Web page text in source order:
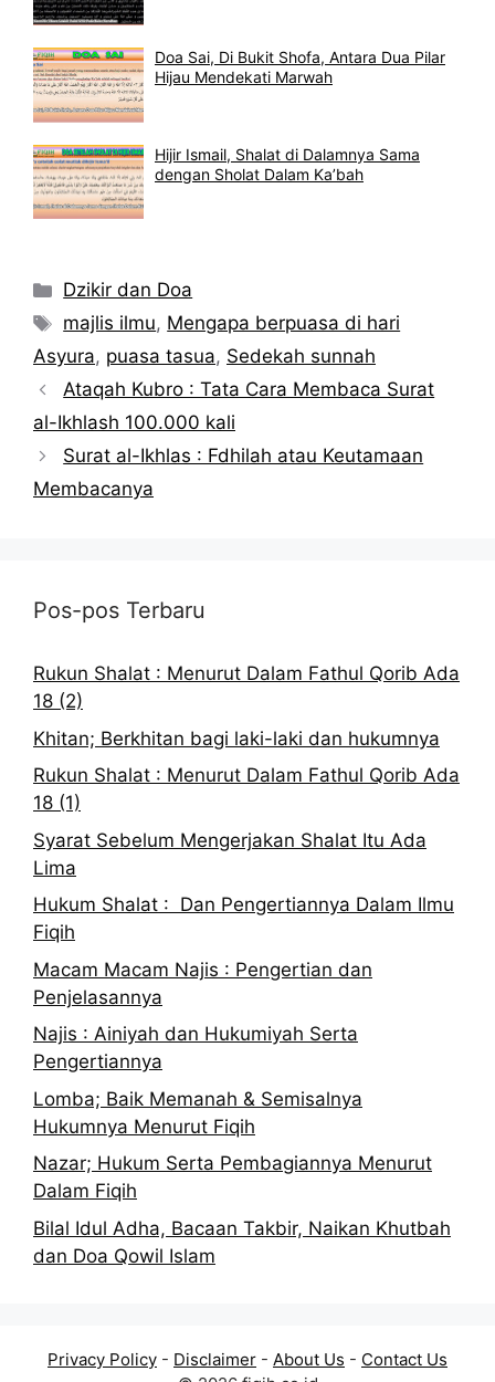
Doa Sai, Di Bukit Shofa, Antara Dua Pilar
Hijau Mendekati Marwah
Hijir Ismail, Shalat di Dalamnya Sama
dengan Sholat Dalam Ka’bah
Kategori
Dzikir dan Doa
Tag
majlis ilmu, Mengapa berpuasa di hari
Asyura, puasa tasua, Sedekah sunnah
Ataqah Kubro : Tata Cara Membaca Surat
al-Ikhlash 100.000 kali
Surat al-Ikhlas : Fdhilah atau Keutamaan
Membacanya
Pos-pos Terbaru
Rukun Shalat : Menurut Dalam Fathul Qorib Ada
18 (2)
Khitan; Berkhitan bagi laki-laki dan hukumnya
Rukun Shalat : Menurut Dalam Fathul Qorib Ada
18 (1)
Syarat Sebelum Mengerjakan Shalat Itu Ada
Lima
Hukum Shalat : Dan Pengertiannya Dalam Ilmu
Fiqih
Macam Macam Najis : Pengertian dan
Penjelasannya
Najis : Ainiyah dan Hukumiyah Serta
Pengertiannya
Lomba; Baik Memanah & Semisalnya
Hukumnya Menurut Fiqih
Nazar; Hukum Serta Pembagiannya Menurut
Dalam Fiqih
Bilal Idul Adha, Bacaan Takbir, Naikan Khutbah
dan Doa Qowil Islam
Privacy Policy - Disclaimer - About Us - Contact Us